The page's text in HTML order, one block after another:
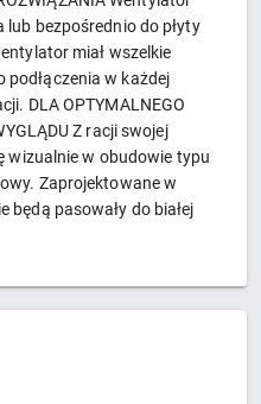
lub bezpośrednio do płyty
miał wszelkie
podłączenia w każdej
DLA OPTYMALNEGO
Z racji swojej
wizualnie w obudowie typu
Zaprojektowane w
będą pasowały do białej